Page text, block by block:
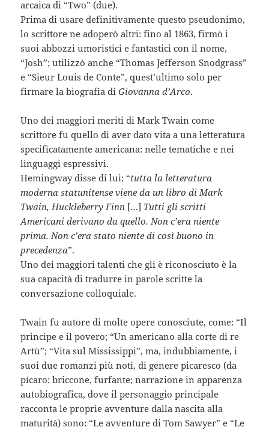
arcaica di “Two” (due).
Prima di usare definitivamente questo pseudonimo,
lo scrittore ne adoperò altri: fino al 1863, firmò i
suoi abbozzi umoristici e fantastici con il nome,
“Josh”; utilizzò anche “Thomas Jefferson Snodgrass”
e “Sieur Louis de Conte”, quest’ultimo solo per
firmare la biografia diGiovanna d’Arco.
Uno dei maggiori meriti di Mark Twain come
scrittore fu quello di aver dato vita a una letteratura
specificatamente americana: nelle tematiche e nei
linguaggi espressivi.
Hemingway disse di lui: “tutta la letteratura
moderna statunitense viene da un libro di Mark
Twain, Huckleberry Finn […] Tutti gli scritti
Americani derivano da quello. Non c’era niente
prima. Non c’era stato niente di così buono in
precedenza”.
Uno dei maggiori talenti che gli è riconosciuto è la
sua capacità di tradurre in parole scritte la
conversazione colloquiale.
Twain fu autore di molte opere conosciute, come: “Il
principe e il povero; “Un americano alla corte di re
Artù”; “Vita sul Mississippi”, ma, indubbiamente, i
suoi due romanzi più noti, di genere picaresco (da
pícaro: briccone, furfante; narrazione in apparenza
autobiografica, dove il personaggio principale
racconta le proprie avventure dalla nascita alla
maturità) sono: “Le avventure di Tom Sawyer” e “Le